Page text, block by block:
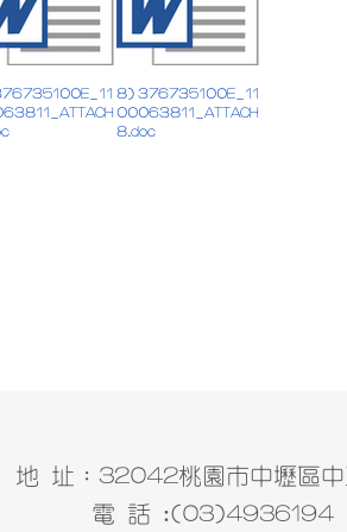
8) 376735100E_11
00063811_ATTACH
8.doc
地 址：32042桃園市中壢區
電 話 :(03)4936194